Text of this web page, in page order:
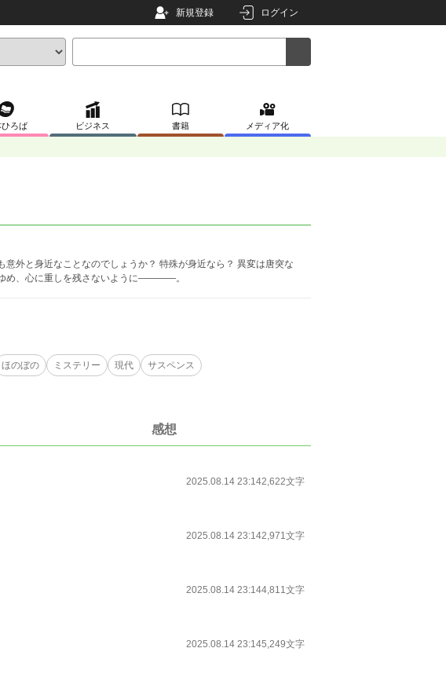
新規登録 ログイン
ろば ビジネス 書籍 メディア化
意外と身近なことなのでしょうか？ 特殊が身近なら？ 異変は唐突な
め、心に重しを残さないように――――。
ほのぼの ミステリー 現代 サスペンス
感想
2025.08.14 23:142,622文字
2025.08.14 23:142,971文字
2025.08.14 23:144,811文字
2025.08.14 23:145,249文字